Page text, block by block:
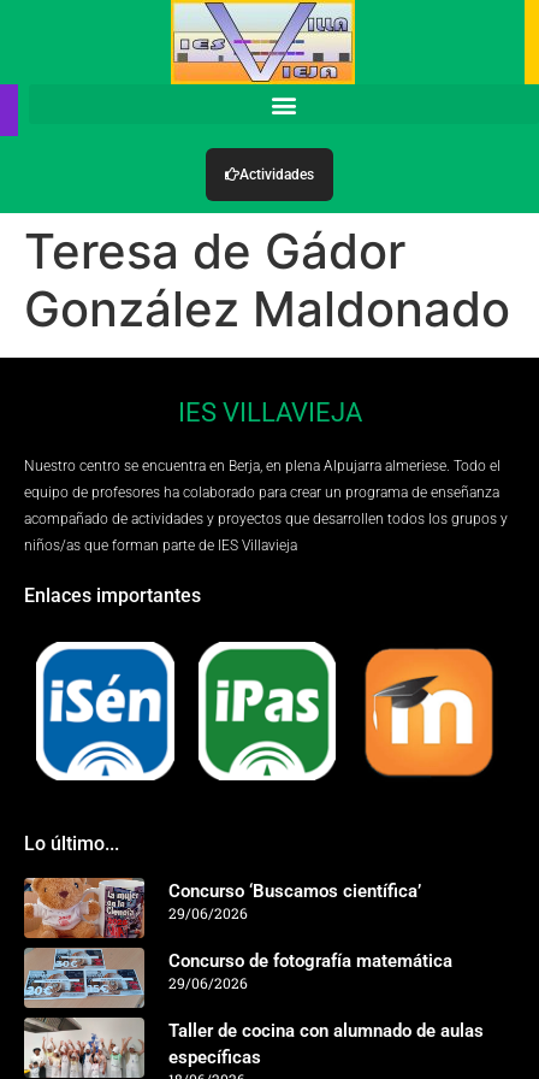
Actividades
Teresa de Gádor
González Maldonado
IES VILLAVIEJA
Nuestro centro se encuentra en Berja, en plena Alpujarra almeriese. Todo el
equipo de profesores ha colaborado para crear un programa de enseñanza
acompañado de actividades y proyectos que desarrollen todos los grupos y
niños/as que forman parte de IES Villavieja
Enlaces importantes
Lo último...
Concurso ‘Buscamos científica’
29/06/2026
Concurso de fotografía matemática
29/06/2026
Taller de cocina con alumnado de aulas
específicas